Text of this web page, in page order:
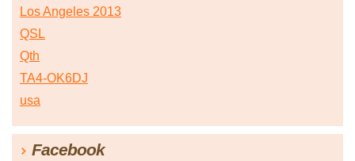
Los Angeles 2013
QSL
Qth
TA4-OK6DJ
usa
Facebook